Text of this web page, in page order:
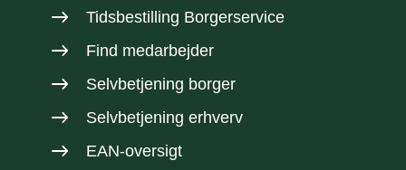
Tidsbestilling Borgerservice
Find medarbejder
Selvbetjening borger
Selvbetjening erhverv
EAN-oversigt